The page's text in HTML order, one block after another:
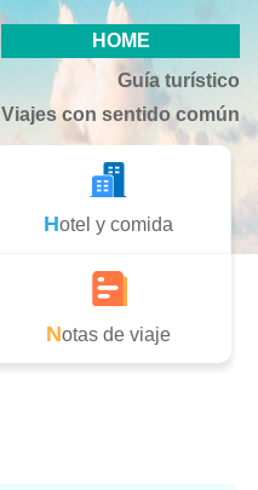
HOME
Guía turístico
Viajes con sentido común
Hotel y comida
Notas de viaje